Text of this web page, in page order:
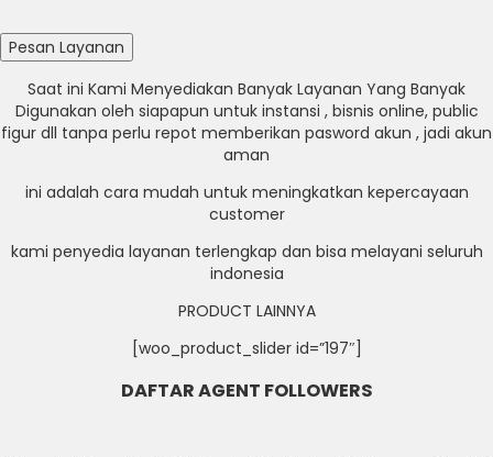
Saat ini Kami Menyediakan Banyak Layanan Yang Banyak
Digunakan oleh siapapun untuk instansi , bisnis online, public
figur dll tanpa perlu repot memberikan pasword akun , jadi akun
aman
ini adalah cara mudah untuk meningkatkan kepercayaan
customer
kami penyedia layanan terlengkap dan bisa melayani seluruh
indonesia
PRODUCT LAINNYA
[woo_product_slider id=”197″]
DAFTAR AGENT FOLLOWERS